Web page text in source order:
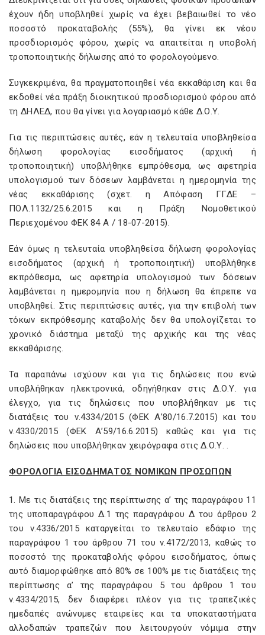
έχουν ήδη υποβληθεί χωρίς να έχει βεβαιωθεί το νέο
ποσοστό προκαταβολής (55%), θα γίνει εκ νέου
προσδιορισμός φόρου, χωρίς να απαιτείται η υποβολή
τροποποιητικής δήλωσης από το φορολογούμενο.
Συγκεκριμένα, θα πραγματοποιηθεί νέα εκκαθάριση και θα
εκδοθεί νέα πράξη διοικητικού προσδιορισμού φόρου από
τη ΔΗΛΕΔ, που θα γίνει για λογαριασμό κάθε Δ.Ο.Υ.
Για τις περιπτώσεις αυτές, εάν η τελευταία υποβληθείσα
δήλωση φορολογίας εισοδήματος (αρχική ή
τροποποιητική) υποβλήθηκε εμπρόθεσμα, ως αφετηρία
υπολογισμού των δόσεων λαμβάνεται η ημερομηνία της
νέας εκκαθάρισης (σχετ. η Απόφαση ΓΓΔΕ –
ΠΟΛ.1132/25.6.2015 και η Πράξη Νομοθετικού
Περιεχομένου ΦΕΚ 84 Α / 18-07-2015).
Εάν όμως η τελευταία υποβληθείσα δήλωση φορολογίας
εισοδήματος (αρχική ή τροποποιητική) υποβλήθηκε
εκπρόθεσμα, ως αφετηρία υπολογισμού των δόσεων
λαμβάνεται η ημερομηνία που η δήλωση θα έπρεπε να
υποβληθεί. Στις περιπτώσεις αυτές, για την επιβολή των
τόκων εκπρόθεσμης καταβολής δεν θα υπολογίζεται το
χρονικό διάστημα μεταξύ της αρχικής και της νέας
εκκαθάρισης.
Τα παραπάνω ισχύουν και για τις δηλώσεις που ενώ
υποβλήθηκαν ηλεκτρονικά, οδηγήθηκαν στις Δ.Ο.Υ. για
έλεγχο, για τις δηλώσεις που υποβλήθηκαν με τις
διατάξεις του ν.4334/2015 (ΦΕΚ Α’80/16.7.2015) και του
ν.4330/2015 (ΦΕΚ Α’59/16.6.2015) καθώς και για τις
δηλώσεις που υποβλήθηκαν χειρόγραφα στις Δ.Ο.Υ. .
ΦΟΡΟΛΟΓΙΑ ΕΙΣΟΔΗΜΑΤΟΣ ΝΟΜΙΚΩΝ ΠΡΟΣΩΠΩΝ
1. Με τις διατάξεις της περίπτωσης α’ της παραγράφου 11
της υποπαραγράφου Δ.1 της παραγράφου Δ του άρθρου 2
του ν.4336/2015 καταργείται το τελευταίο εδάφιο της
παραγράφου 1 του άρθρου 71 του ν.4172/2013, καθώς το
ποσοστό της προκαταβολής φόρου εισοδήματος, όπως
αυτό διαμορφώθηκε από 80% σε 100% με τις διατάξεις της
περίπτωσης α’ της παραγράφου 5 του άρθρου 1 του
ν.4334/2015, δεν διαφέρει πλέον για τις τραπεζικές
ημεδαπές ανώνυμες εταιρείες και τα υποκαταστήματα
αλλοδαπών τραπεζών που λειτουργούν νόμιμα στην